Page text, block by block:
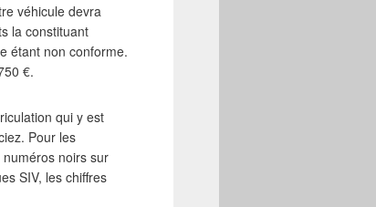
véhicule devra
la constituant
étant non conforme.
€.
qui y est
Pour les
noirs sur
SIV, les chiffres